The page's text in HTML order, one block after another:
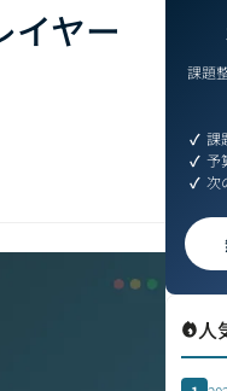
イヤー
課題
課
予
次
人